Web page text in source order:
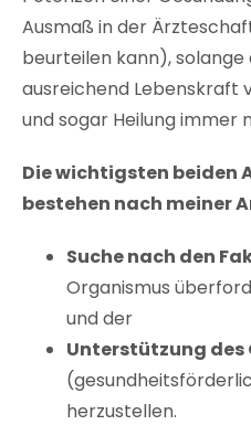
Ausmaß in der
beurteilen kann),
ausreichend Lebenskraft
und sogar Heilung immer
Die wichtigsten beiden
bestehen nach meiner
Suche nach den
Organismus
und der
Unterstützung des
herzustellen.